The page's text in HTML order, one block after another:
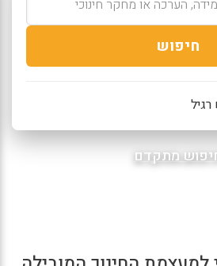
חיפוש
מתקדם